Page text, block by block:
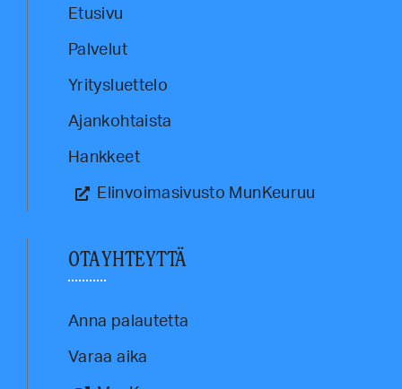
Etusivu
Palvelut
Yritysluettelo
Ajankohtaista
Hankkeet
Elinvoimasivusto MunKeuruu
OTA YHTEYTTÄ
Anna palautetta
Varaa aika